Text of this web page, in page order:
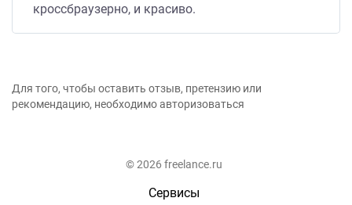
кроссбраузерно, и красиво.
Для того, чтобы оставить отзыв, претензию или
рекомендацию, необходимо авторизоваться
© 2026 freelance.ru
Сервисы